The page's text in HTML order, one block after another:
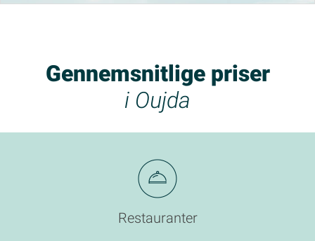
Gennemsnitlige priser
i Oujda
Restauranter